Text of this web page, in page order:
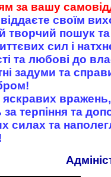
за вашу
віддаєте своїм
творчий пошук та
сил і
та любові до
задуми та
терпіння та
силах та